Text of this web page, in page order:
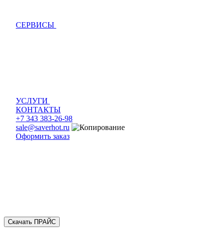
СЕРВИСЫ
УСЛУГИ
КОНТАКТЫ
+7 343 383-26-98
sale@saverhot.ru
Оформить заказ
Скачать ПРАЙС